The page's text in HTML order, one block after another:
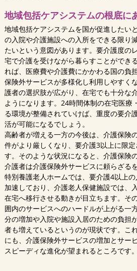
地域包括ケアシステムの根底に
地域包括ケアシステムを国が促進したい
の入院や介護施設への入所をできる限り
たいという意図があります。要介護度の
宅で介護を受けながら暮らすことができ
れば、医療費や介護費にかかわる国の負
保険外サービスが多様化し利用しやすく
護者の選択肢が広がり、在宅でも十分な
ようになります。24時間体制の在宅医療
る環境が整備されていけば、重度の要介
活が可能になるでしょう。
高齢者が増える一方の今後は、介護保険
件がより厳しくなり、要介護3以上に限
す。そのような状況になると、介護保険
介護者は介護保険外サービスに頼らざる
特別養護老人ホームでは、要介護4以上
加速しており、介護老人保健施設では、
在宅へ移行させる動きが目立ちます。そ
囲内のサービスへのハードルが上がる一
分の増加や入院や施設入居のための負担
者も増えているというのが現状です。こ
にも、介護保険外サービスの増加とサー
スピーディな進化が望まれるところです。